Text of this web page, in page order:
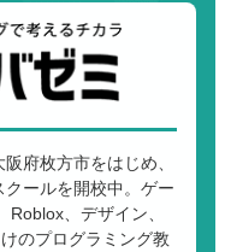
府枚方市をはじめ、
ールを開校中。ゲー
、デザイン、
のプログラミング教